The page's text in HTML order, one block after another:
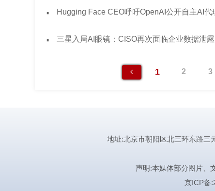
· Hugging Face CEO呼吁OpenAI公开自主AI代
· 三星入局AI眼镜：CISO再次面临企业数据泄
1 2 3
地址:北京市朝阳区北三环东路三
声明:本媒体部分图片、
京ICP备